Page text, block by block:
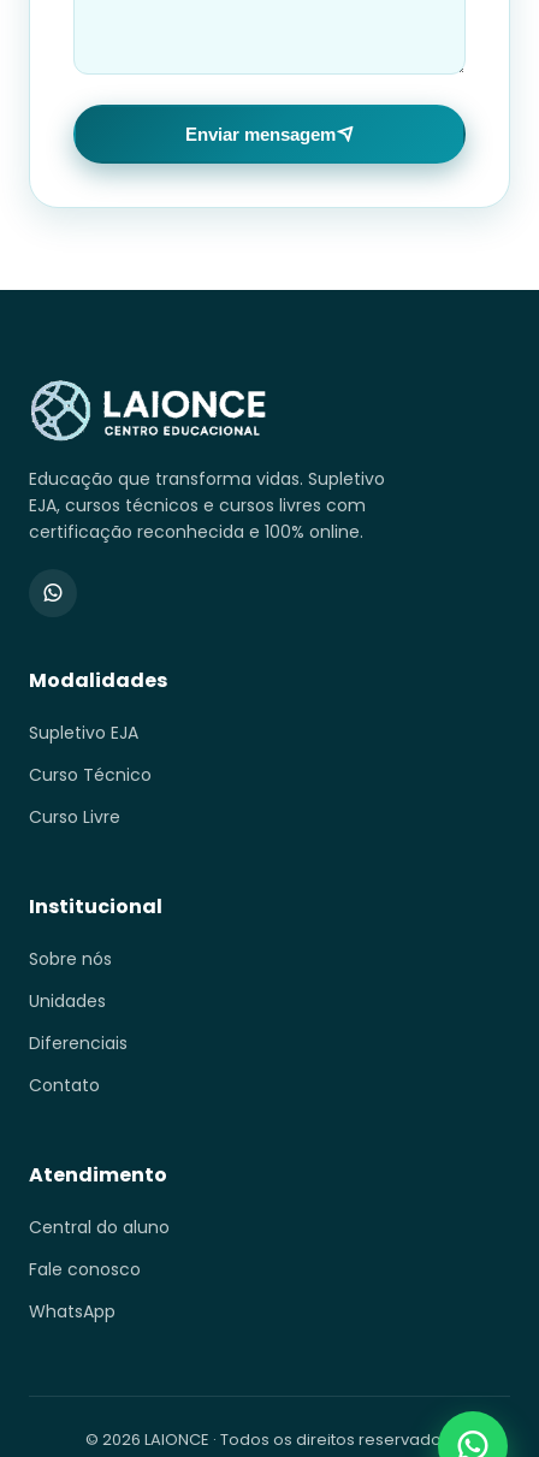
Enviar mensagem
Educação que transforma vidas. Supletivo
EJA, cursos técnicos e cursos livres com
certificação reconhecida e 100% online.
Modalidades
Supletivo EJA
Curso Técnico
Curso Livre
Institucional
Sobre nós
Unidades
Diferenciais
Contato
Atendimento
Central do aluno
Fale conosco
WhatsApp
© 2026 LAIONCE · Todos os direitos reservados.